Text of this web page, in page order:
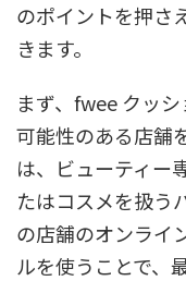
のポイントを押さ
きます。
まず、fwee クッ
可能性のある店舗
は、ビューティー
たはコスメを扱う
の店舗のオンライ
ルを使うことで、